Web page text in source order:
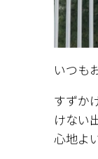
いつも
すずか
けない
心地よ